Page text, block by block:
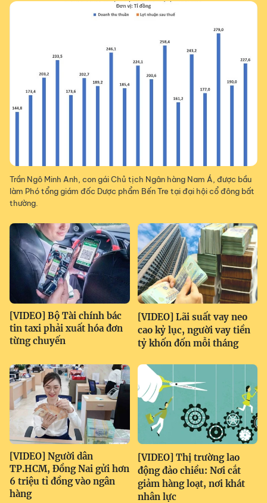
Trần Ngô Minh Anh, con gái Chủ tịch Ngân hàng Nam Á, được bầu
làm Phó tổng giám đốc Dược phẩm Bến Tre tại đại hội cổ đông bất
thường.
[VIDEO] Bộ Tài chính bác
tin taxi phải xuất hóa đơn
từng chuyến
[VIDEO] Lãi suất vay neo
cao kỷ lục, người vay tiền
tỷ khốn đốn mỗi tháng
[VIDEO] Người dân
TP.HCM, Đồng Nai gửi hơn
6 triệu tỉ đồng vào ngân
hàng
[VIDEO] Thị trường lao
động đảo chiều: Nơi cắt
giảm hàng loạt, nơi khát
nhân lực